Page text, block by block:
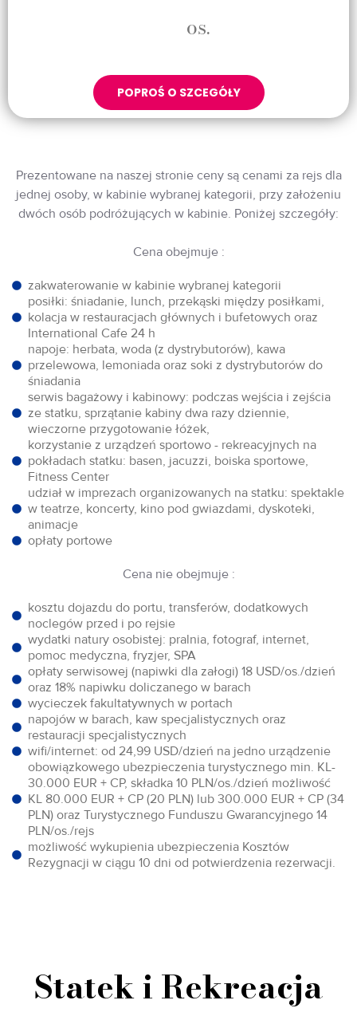
os.
POPROŚ O SZCEGÓŁY
Prezentowane na naszej stronie ceny są cenami za rejs dla
jednej osoby, w kabinie wybranej kategorii, przy założeniu
dwóch osób podróżujących w kabinie. Poniżej szczegóły:
Cena obejmuje :
zakwaterowanie w kabinie wybranej kategorii
posiłki: śniadanie, lunch, przekąski między posiłkami,
kolacja w restauracjach głównych i bufetowych oraz
International Cafe 24 h
napoje: herbata, woda (z dystrybutorów), kawa
przelewowa, lemoniada oraz soki z dystrybutorów do
śniadania
serwis bagażowy i kabinowy: podczas wejścia i zejścia
ze statku, sprzątanie kabiny dwa razy dziennie,
wieczorne przygotowanie łóżek,
korzystanie z urządzeń sportowo - rekreacyjnych na
pokładach statku: basen, jacuzzi, boiska sportowe,
Fitness Center
udział w imprezach organizowanych na statku: spektakle
w teatrze, koncerty, kino pod gwiazdami, dyskoteki,
animacje
opłaty portowe
Cena nie obejmuje :
kosztu dojazdu do portu, transferów, dodatkowych
noclegów przed i po rejsie
wydatki natury osobistej: pralnia, fotograf, internet,
pomoc medyczna, fryzjer, SPA
opłaty serwisowej (napiwki dla załogi) 18 USD/os./dzień
oraz 18% napiwku doliczanego w barach
wycieczek fakultatywnych w portach
napojów w barach, kaw specjalistycznych oraz
restauracji specjalistycznych
wifi/internet: od 24,99 USD/dzień na jedno urządzenie
obowiązkowego ubezpieczenia turystycznego min. KL-
30.000 EUR + CP, składka 10 PLN/os./dzień możliwość
KL 80.000 EUR + CP (20 PLN) lub 300.000 EUR + CP (34
PLN) oraz Turystycznego Funduszu Gwarancyjnego 14
PLN/os./rejs
możliwość wykupienia ubezpieczenia Kosztów
Rezygnacji w ciągu 10 dni od potwierdzenia rezerwacji.
Statek i Rekreacja